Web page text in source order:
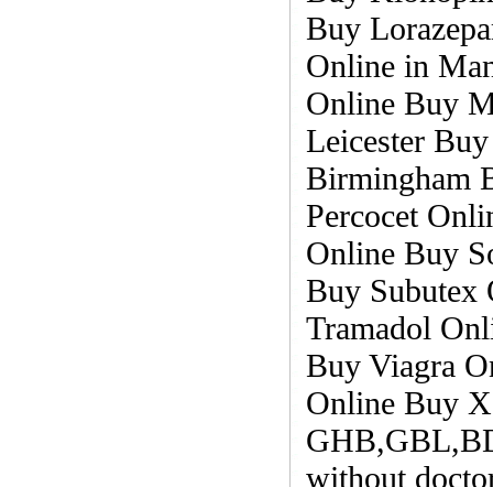
Buy
Online in
Online Buy
Leicester
Birmingham
Percocet
Online Buy
Buy Subutex
Tramadol
Buy Viagra
Online Buy
without